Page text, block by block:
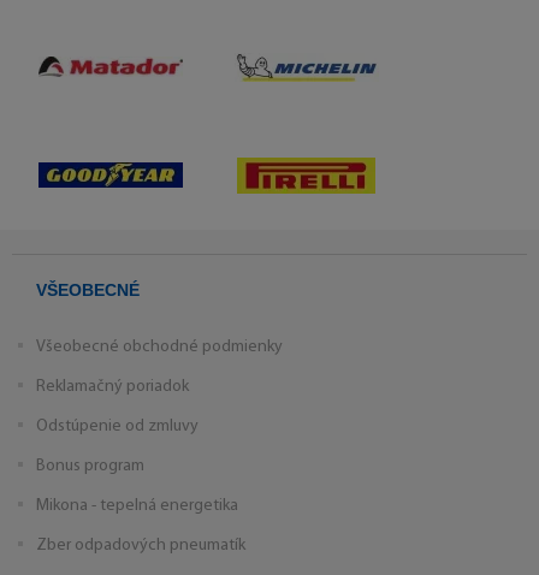
VŠEOBECNÉ
Všeobecné obchodné podmienky
Reklamačný poriadok
Odstúpenie od zmluvy
Bonus program
Mikona - tepelná energetika
Zber odpadových pneumatík